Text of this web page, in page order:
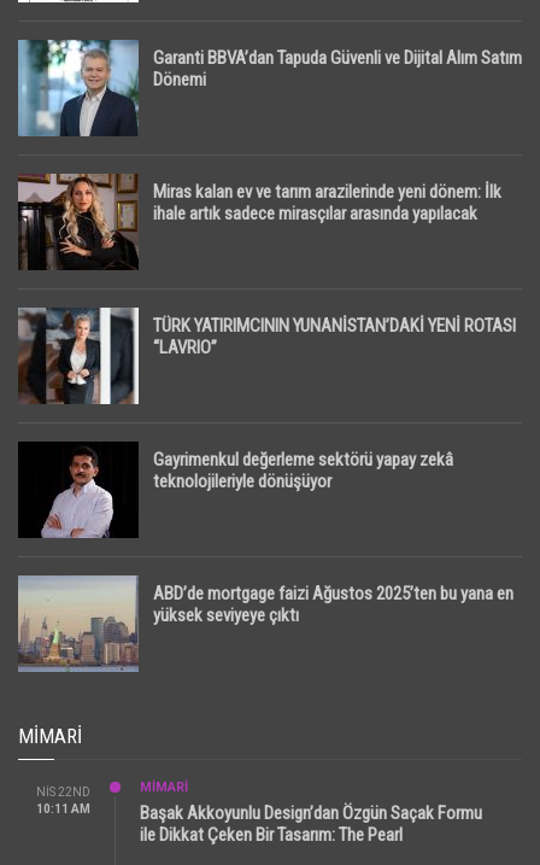
Garanti BBVA’dan Tapuda Güvenli ve Dijital Alım Satım
Dönemi
Miras kalan ev ve tarım arazilerinde yeni dönem: İlk
ihale artık sadece mirasçılar arasında yapılacak
TÜRK YATIRIMCININ YUNANİSTAN’DAKİ YENİ ROTASI
“LAVRIO”
Gayrimenkul değerleme sektörü yapay zekâ
teknolojileriyle dönüşüyor
ABD’de mortgage faizi Ağustos 2025’ten bu yana en
yüksek seviyeye çıktı
MIMARI
NIS 22ND
10:11 AM
MİMARİ
Başak Akkoyunlu Design’dan Özgün Saçak Formu
ile Dikkat Çeken Bir Tasarım: The Pearl